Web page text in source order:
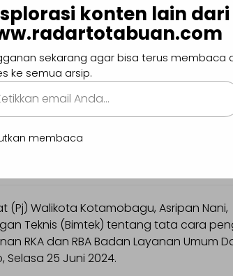
dengan Resmi
RSUD Kota
sekaligus membuka dengan resmi kegiatan
(Pj) Walikota Kotamobagu, Asripan Nani,
Teknis (Bimtek) tentang tata cara
RKA dan RBA Badan Layanan Umum
Selasa 25 Juni 2024.
konten lain dari
sekarang agar bisa terus membaca
ke semua arsip.
membaca